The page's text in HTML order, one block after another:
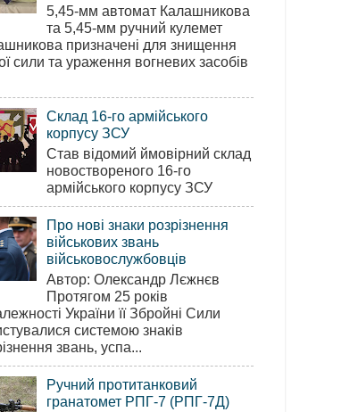
5,45-мм автомат Калашникова
та 5,45-мм ручний кулемет
призначені для знищення
сили та ураження вогневих засобів
Склад 16-го армійського
корпусу ЗСУ
Став відомий ймовірний склад
новоствореного 16-го
армійського корпусу ЗСУ
Про нові знаки розрізнення
військових звань
військовослужбовців
Автор: Олександр Лєжнєв
Протягом 25 років
України її Збройні Сили
системою знаків
звань, успа...
Ручний протитанковий
гранатомет РПГ-7 (РПГ-7Д)